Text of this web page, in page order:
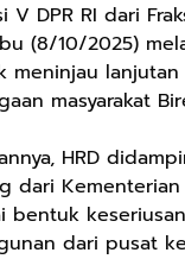
DPR RI dari
(8/10/2025)
meninjau
masyarakat
HRD
dari Kementerian
bentuk
dari pusat